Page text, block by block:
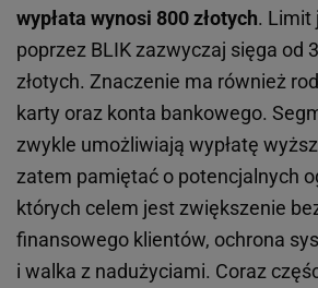
wypłata wynosi 800 złotych. Limit
poprzez BLIK zazwyczaj sięga od
złotych. Znaczenie ma również
karty oraz konta bankowego.
zwykle umożliwiają wypłatę
zatem pamiętać o potencjalnych
których celem jest zwiększenie
finansowego klientów, ochrona
i walka z nadużyciami. Coraz